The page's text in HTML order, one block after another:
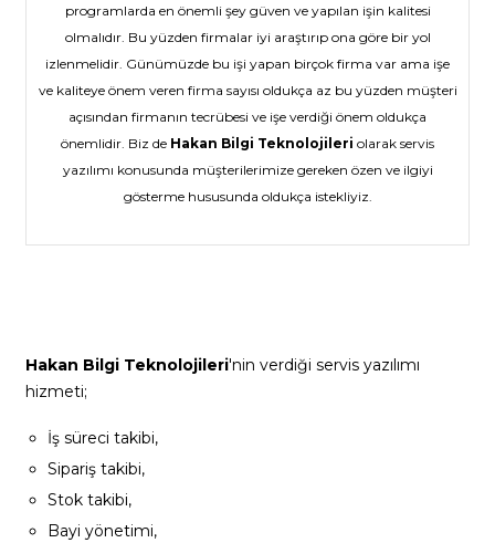
programlarda en önemli şey güven ve yapılan işin kalitesi
olmalıdır. Bu yüzden firmalar iyi araştırıp ona göre bir yol
izlenmelidir. Günümüzde bu işi yapan birçok firma var ama işe
ve kaliteye önem veren firma sayısı oldukça az bu yüzden müşteri
açısından firmanın tecrübesi ve işe verdiği önem oldukça
önemlidir. Biz de Hakan Bilgi Teknolojileri olarak servis
yazılımı konusunda müşterilerimize gereken özen ve ilgiyi
gösterme hususunda oldukça istekliyiz.
Hakan Bilgi Teknolojileri'nin verdiği servis yazılımı
hizmeti;
İş süreci takibi,
Sipariş takibi,
Stok takibi,
Bayi yönetimi,